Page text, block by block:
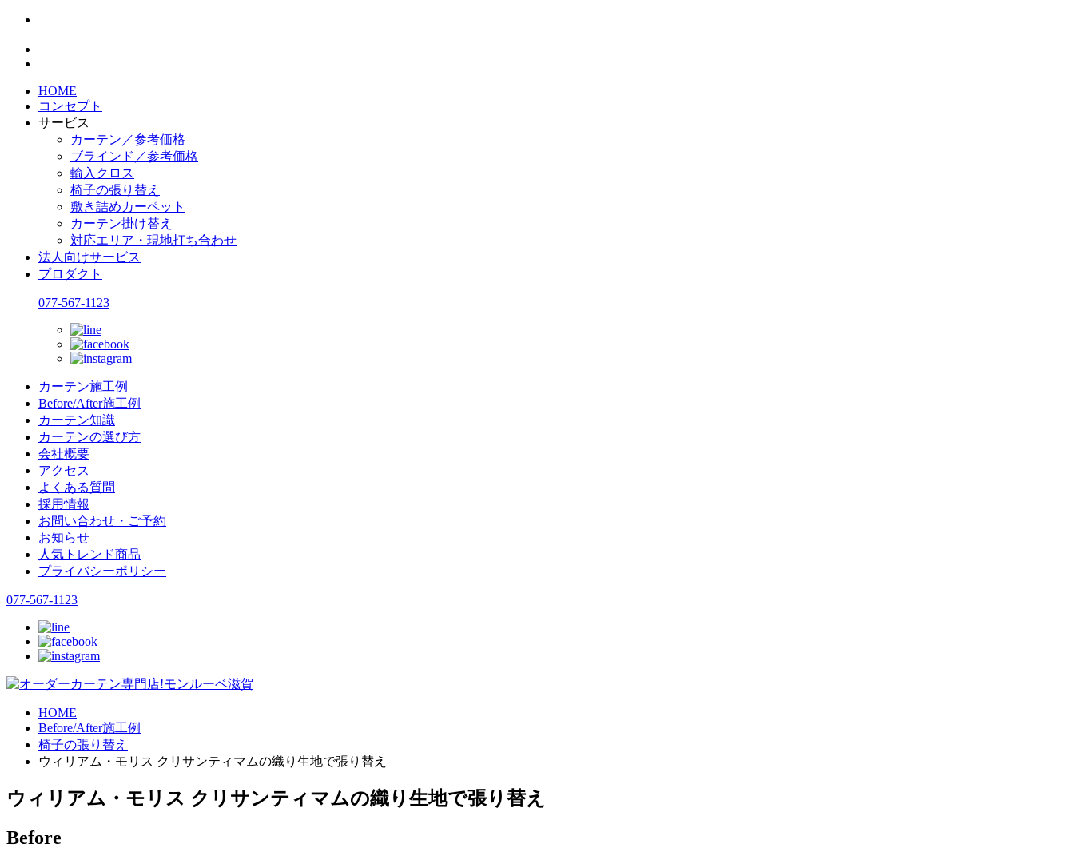
HOME
コンセプト
サービス
カーテン／参考価格
ブラインド／参考価格
輸入クロス
椅子の張り替え
敷き詰めカーペット
カーテン掛け替え
対応エリア・現地打ち合わせ
法人向けサービス
プロダクト
077-567-1123
カーテン施工例
Before/After施工例
カーテン知識
カーテンの選び方
会社概要
アクセス
よくある質問
採用情報
お問い合わせ・ご予約
お知らせ
人気トレンド商品
プライバシーポリシー
077-567-1123
HOME
Before/After施工例
椅子の張り替え
ウィリアム・モリス クリサンティマムの織り生地で張り替え
ウィリアム・モリス クリサンティマムの織り生地で張り替え
Before